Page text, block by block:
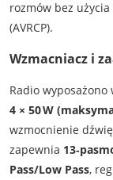
rozmów bez
(AVRCP).
Wzmacniacz i
Radio
4 × 50 W
wzmocnienie
zapewnia
Pass/Low Pass,